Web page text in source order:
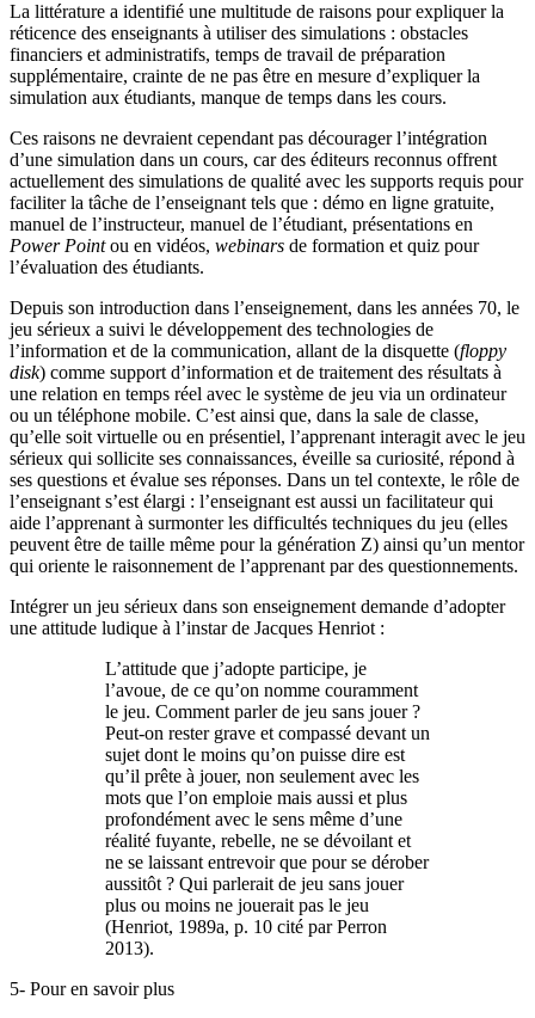
La littérature a identifié une multitude de raisons pour expliquer la
réticence des enseignants à utiliser des simulations : obstacles
financiers et administratifs, temps de travail de préparation
supplémentaire, crainte de ne pas être en mesure d’expliquer la
simulation aux étudiants, manque de temps dans les cours.
Ces raisons ne devraient cependant pas décourager l’intégration
d’une simulation dans un cours, car des éditeurs reconnus offrent
actuellement des simulations de qualité avec les supports requis pour
faciliter la tâche de l’enseignant tels que : démo en ligne gratuite,
manuel de l’instructeur, manuel de l’étudiant, présentations en
Power Pointou en vidéos, webinars de formation et quiz pour
l’évaluation des étudiants.
Depuis son introduction dans l’enseignement, dans les années 70, le
jeu sérieux a suivi le développement des technologies de
l’information et de la communication, allant de la disquette (floppy
disk) comme support d’information et de traitement des résultats à
une relation en temps réel avec le système de jeu via un ordinateur
ou un téléphone mobile. C’est ainsi que, dans la sale de classe,
qu’elle soit virtuelle ou en présentiel, l’apprenant interagit avec le jeu
sérieux qui sollicite ses connaissances, éveille sa curiosité, répond à
ses questions et évalue ses réponses. Dans un tel contexte, le rôle de
l’enseignant s’est élargi : l’enseignant est aussi un facilitateur qui
aide l’apprenant à surmonter les difficultés techniques du jeu (elles
peuvent être de taille même pour la génération Z) ainsi qu’un mentor
qui oriente le raisonnement de l’apprenant par des questionnements.
Intégrer un jeu sérieux dans son enseignement demande d’adopter
une attitude ludique à l’instar de Jacques Henriot :
L’attitude que j’adopte participe, je
l’avoue, de ce qu’on nomme couramment
le jeu. Comment parler de jeu sans jouer ?
Peut-on rester grave et compassé devant un
sujet dont le moins qu’on puisse dire est
qu’il prête à jouer, non seulement avec les
mots que l’on emploie mais aussi et plus
profondément avec le sens même d’une
réalité fuyante, rebelle, ne se dévoilant et
ne se laissant entrevoir que pour se dérober
aussitôt ? Qui parlerait de jeu sans jouer
plus ou moins ne jouerait pas le jeu
(Henriot, 1989a, p. 10 cité par Perron
2013).
5- Pour en savoir plus